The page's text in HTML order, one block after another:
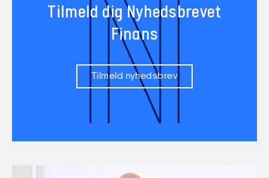
Tilmeld dig Nyhedsbrevet
Finans
Tilmeld nyhedsbrev